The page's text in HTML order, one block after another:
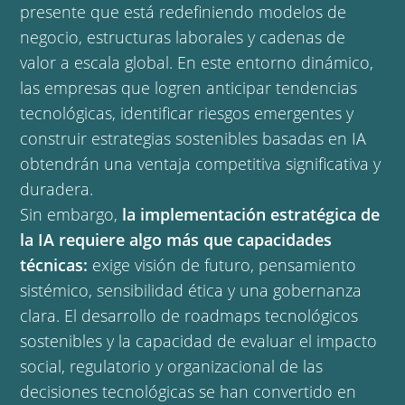
presente que está redefiniendo modelos de
negocio, estructuras laborales y cadenas de
valor a escala global. En este entorno dinámico,
las empresas que logren anticipar tendencias
tecnológicas, identificar riesgos emergentes y
construir estrategias sostenibles basadas en IA
obtendrán una ventaja competitiva significativa y
duradera.
Sin embargo, la implementación estratégica de
la IA requiere algo más que capacidades
técnicas: exige visión de futuro, pensamiento
sistémico, sensibilidad ética y una gobernanza
clara. El desarrollo de roadmaps tecnológicos
sostenibles y la capacidad de evaluar el impacto
social, regulatorio y organizacional de las
decisiones tecnológicas se han convertido en